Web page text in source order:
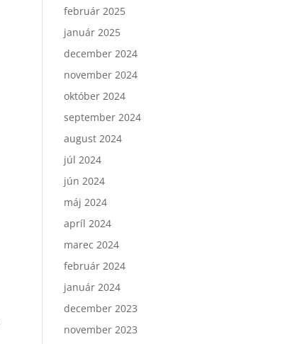
február 2025
január 2025
december 2024
november 2024
október 2024
september 2024
august 2024
júl 2024
jún 2024
máj 2024
apríl 2024
marec 2024
február 2024
január 2024
december 2023
november 2023